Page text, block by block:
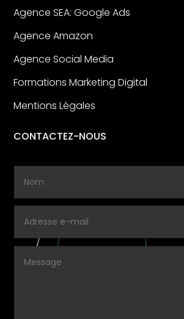
Agence SEA: Google Ads
Agence Amazon
Agence Social Media
Formations Marketing Digital
Mentions Légales
CONTACTEZ-NOUS